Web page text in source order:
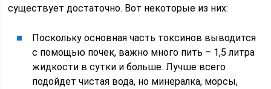
существует достаточно. Вот некоторые из них:
Поскольку основная часть токсинов выводится
с помощью почек, важно много пить – 1,5 литра
жидкости в сутки и больше. Лучше всего
подойдет чистая вода, но минералка, морсы,